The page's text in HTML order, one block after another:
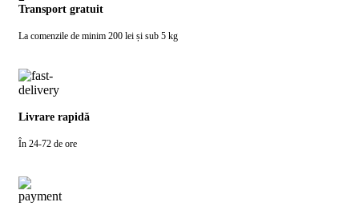
Transport gratuit
La comenzile de minim 200 lei și sub 5 kg
Livrare rapidă
În 24-72 de ore